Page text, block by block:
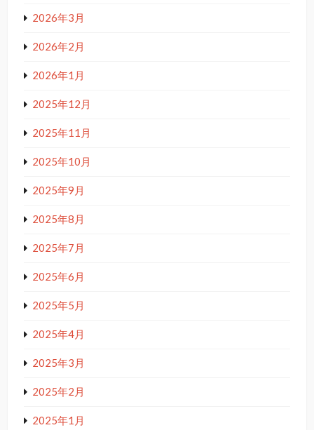
2026年3月
2026年2月
2026年1月
2025年12月
2025年11月
2025年10月
2025年9月
2025年8月
2025年7月
2025年6月
2025年5月
2025年4月
2025年3月
2025年2月
2025年1月